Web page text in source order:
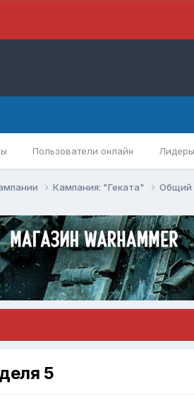
Пользователи онлайн Лидеры
Кампания: "Геката" Общий
5